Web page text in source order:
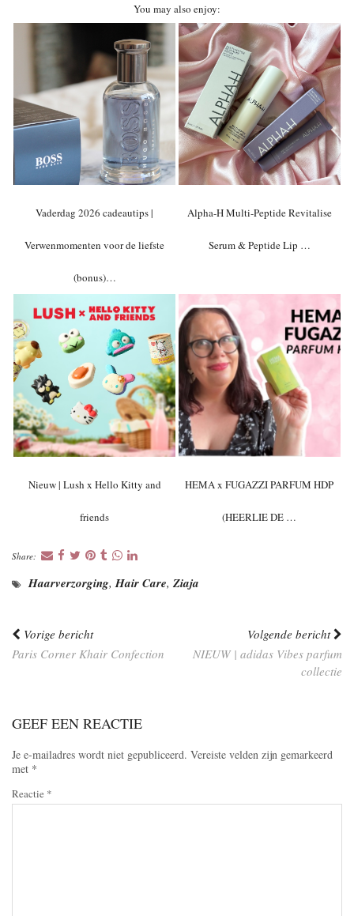
You may also enjoy:
Vaderdag 2026 cadeautips |
Verwenmomenten voor de liefste
(bonus)…
Alpha-H Multi-Peptide Revitalise
Serum & Peptide Lip …
Nieuw | Lush x Hello Kitty and
friends
HEMA x FUGAZZI PARFUM HDP
(HEERLIE DE …
Share:
Haarverzorging,Hair Care, Ziaja
Vorige bericht
Paris Corner Khair Confection
Volgende bericht
NIEUW | adidas Vibes parfum
collectie
GEEF EEN REACTIE
Je e-mailadres wordt niet gepubliceerd. Vereiste velden zijn gemarkeerd
met *
Reactie *